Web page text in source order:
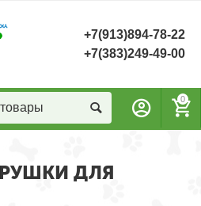
+7(913)894-78-22
+7(383)249-49-00
0
ДЛЯ